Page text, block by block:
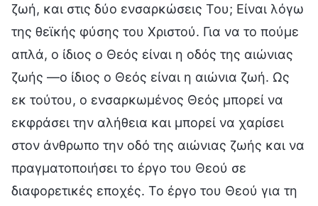
ζωή, και στις δύο ενσαρκώσεις Του; Είναι λόγω
της θεϊκής φύσης του Χριστού. Για να το πούμε
απλά, ο ίδιος ο Θεός είναι η οδός της αιώνιας
ζωής —ο ίδιος ο Θεός είναι η αιώνια ζωή. Ως
εκ τούτου, ο ενσαρκωμένος Θεός μπορεί να
εκφράσει την αλήθεια και μπορεί να χαρίσει
στον άνθρωπο την οδό της αιώνιας ζωής και να
πραγματοποιήσει το έργο του Θεού σε
διαφορετικές εποχές. Το έργο του Θεού για τη